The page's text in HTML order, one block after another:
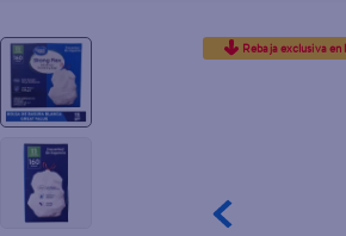
Rebaja exclusiva en